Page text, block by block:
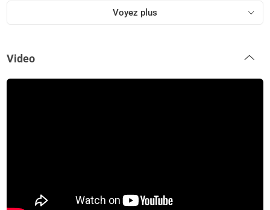
Voyez plus
Video